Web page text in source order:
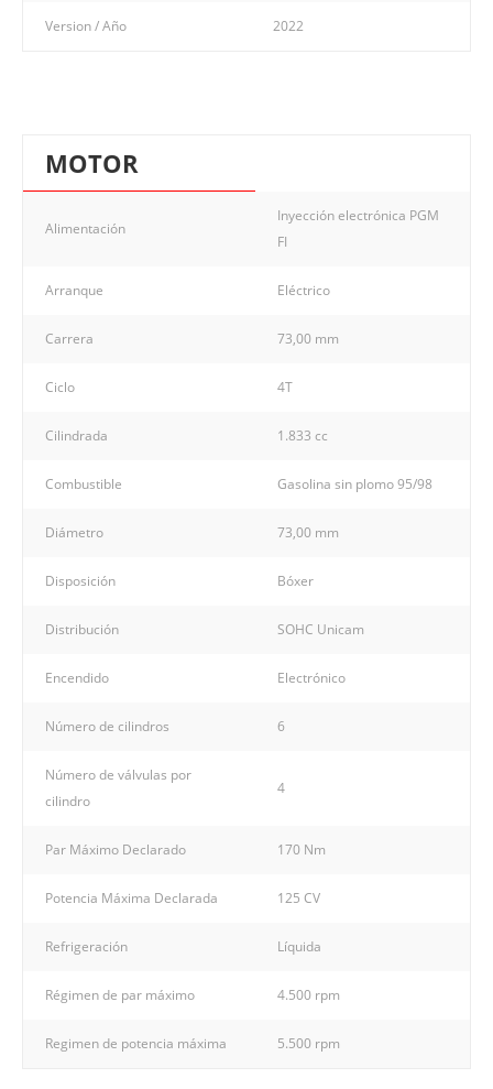
Version / Año 2022
MOTOR
Alimentación
Inyección electrónica PGM
FI
Arranque Eléctrico
Carrera 73,00 mm
Ciclo 4T
Cilindrada 1.833 cc
Combustible Gasolina sin plomo 95/98
Diámetro 73,00 mm
Disposición Bóxer
Distribución SOHC Unicam
Encendido Electrónico
Número de cilindros 6
Número de válvulas por
cilindro
4
Par Máximo Declarado 170 Nm
Potencia Máxima Declarada 125 CV
Refrigeración Líquida
Régimen de par máximo 4.500 rpm
Regimen de potencia máxima 5.500 rpm